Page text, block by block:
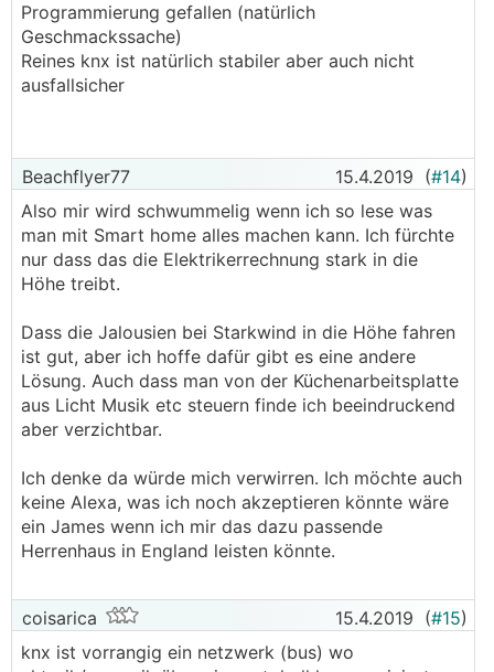
Programmierung gefallen (natürlich
Geschmackssache)
Reines knx ist natürlich stabiler aber auch nicht
ausfallsicher
Beachflyer77 15.4.2019 (#14)
Also mir wird schwummelig wenn ich so lese was
man mit Smart home alles machen kann. Ich fürchte
nur dass das die Elektrikerrechnung stark in die
Höhe treibt.
Dass die Jalousien bei Starkwind in die Höhe fahren
ist gut, aber ich hoffe dafür gibt es eine andere
Lösung. Auch dass man von der Küchenarbeitsplatte
aus Licht Musik etc steuern finde ich beeindruckend
aber verzichtbar.
Ich denke da würde mich verwirren. Ich möchte auch
keine Alexa, was ich noch akzeptieren könnte wäre
ein James wenn ich mir das dazu passende
Herrenhaus in England leisten könnte.
coisarica 15.4.2019 (#15)
knx ist vorrangig ein netzwerk (bus) wo